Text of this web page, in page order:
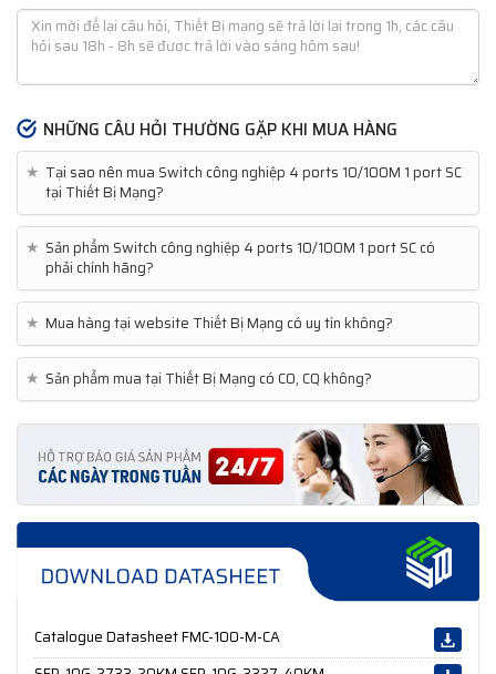
NHỮNG CÂU HỎI THƯỜNG GẶP KHI MUA HÀNG
★ Tại sao nên mua Switch công nghiệp 4 ports 10/100M 1 port SC
tại Thiết Bị Mạng?
★ Sản phẩm Switch công nghiệp 4 ports 10/100M 1 port SC có
phải chính hãng?
★ Mua hàng tại website Thiết Bị Mạng có uy tín không?
★ Sản phẩm mua tại Thiết Bị Mạng có CO, CQ không?
Catalogue Datasheet FMC-100-M-CA